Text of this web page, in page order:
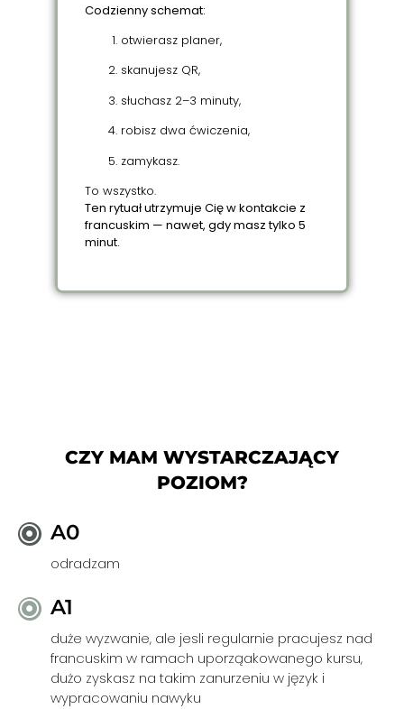
Codzienny schemat:
otwierasz planer,
skanujesz QR,
słuchasz 2–3 minuty,
robisz dwa ćwiczenia,
zamykasz.
To wszystko.
Ten rytuał utrzymuje Cię w kontakcie z
francuskim — nawet, gdy masz tylko 5
minut.
CZY MAM WYSTARCZAJĄCY
POZIOM?
A0
odradzam
A1
duże wyzwanie, ale jesli regularnie pracujesz nad
francuskim w ramach uporząakowanego kursu,
dużo zyskasz na takim zanurzeniu w język i
wypracowaniu nawyku